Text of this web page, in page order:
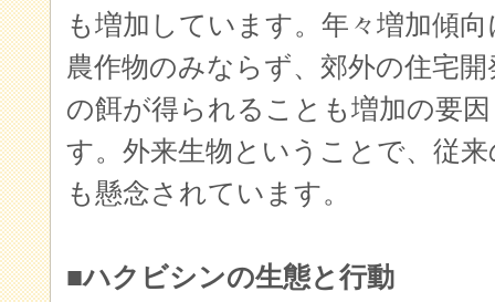
も増加しています。年々増加傾
農作物のみならず、郊外の住宅
の餌が得られることも増加の要
す。外来生物ということで、従
も懸念されています。
■ハクビシンの生態と行動